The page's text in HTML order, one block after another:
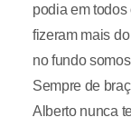
podia em
fizeram mais
no fundo
Sempre de
Alberto nunca